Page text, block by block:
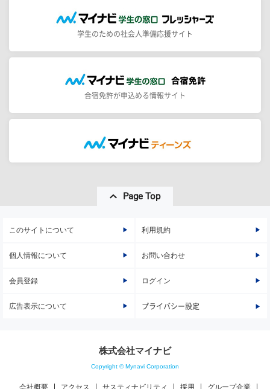
学生のための社会人準備応援サイト
合宿免許が申込める情報サイト
Page Top
このサイトについて 利用規約
個人情報について お問い合わせ
会員登録 ログイン
広告表示について プライバシー設定
株式会社マイナビ
Copyright © Mynavi Corporation
会社概要 アクセス サスティナビリティ 採用 グループ企業